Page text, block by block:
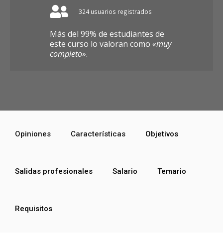
324 usuarios registrados
Más del 99% de estudiantes de
este curso lo valoran como «muy
completo».
Opiniones Características Objetivos
Salidas profesionales Salario Temario
Requisitos